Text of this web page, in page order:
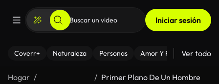
Iniciar sesión
Coverr+ Naturaleza Personas Amor Y Relaciones
Ver todo
Hogar
Primer Plano De Un Hombre